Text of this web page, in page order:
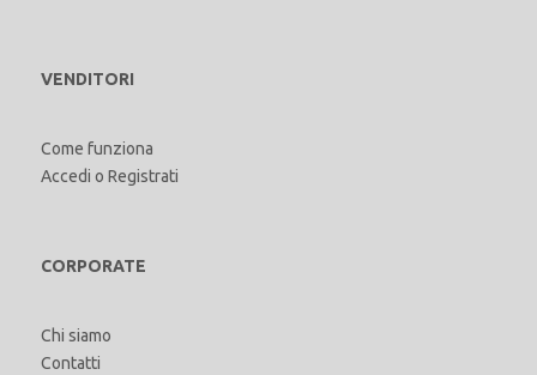
VENDITORI
Come funziona
Accedi o Registrati
CORPORATE
Chi siamo
Contatti